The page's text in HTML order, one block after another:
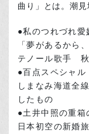
曲り」とは。潮見
●私のつれづれ愛
「夢があるから
テノール歌手
●百点スペシャル
しまなみ海道全
したもの
●土井中照の重箱
日本初空の新婚